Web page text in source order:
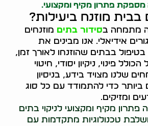
מספקת פתרון מקיף ומקצועי.
מוזנח ביעילות?
מתמחה בסידור בתים מוזנחים
אידיאלי. אנו מבינים את
בבתים שהוזנחו לאורך זמן,
פינוי, ניקיון יסודי, חיטוי
שלנו מצויד בידע, בניסיון
ביותר כדי להתמודד עם כל סוג
ומזיקים.
פתרון מקיף ומקצועי לניקוי בתים
טכנולוגיות מתקדמות עם